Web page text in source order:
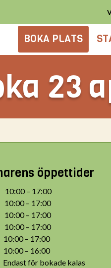
BOKA PLATS
23
öppettider
– 17:00
– 17:00
– 17:00
– 17:00
– 17:00
– 16:00
för bokade kalas